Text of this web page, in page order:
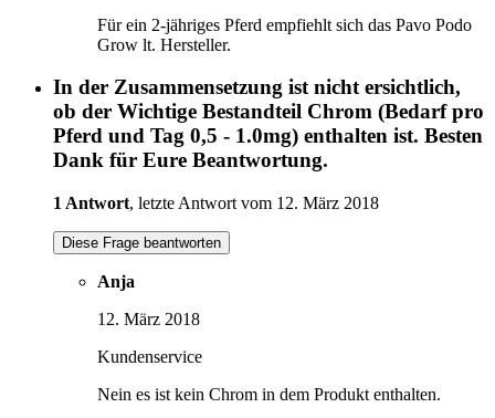
Für ein 2-jähriges Pferd empfiehlt sich das Pavo Podo
Grow lt. Hersteller.
In der Zusammensetzung ist nicht ersichtlich,
ob der Wichtige Bestandteil Chrom (Bedarf pro
Pferd und Tag 0,5 - 1.0mg) enthalten ist. Besten
Dank für Eure Beantwortung.
1 Antwort, letzte Antwort vom 12. März 2018
Diese Frage beantworten
Anja
12. März 2018
Kundenservice
Nein es ist kein Chrom in dem Produkt enthalten.